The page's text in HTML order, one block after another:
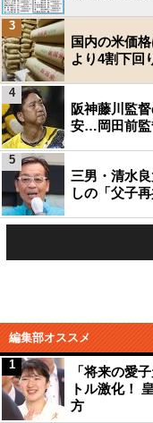
国内の米価
より4割下回
3
阪神藤川監
安…岡田前監
4
三男・清水
しの「父子
5
編集部オススメ
「将来の愛
トル激化！
方
1